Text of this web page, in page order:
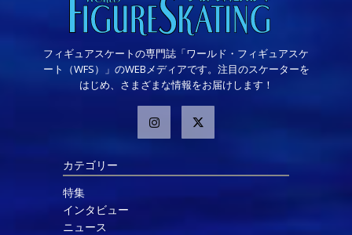
フィギュアスケートの専門誌「ワールド・フィギュアスケ
ート（WFS）」のWEBメディアです。注目のスケーターを
はじめ、さまざまな情報をお届けします！
カテゴリー
特集
インタビュー
ニュース